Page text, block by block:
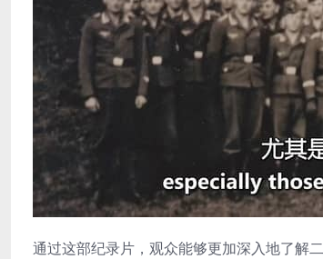
通过这部纪录片，观众能够更加深入地了解